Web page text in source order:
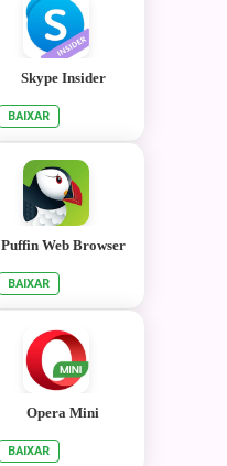
Skype Insider
BAIXAR
Puffin Web Browser
BAIXAR
Opera Mini
BAIXAR